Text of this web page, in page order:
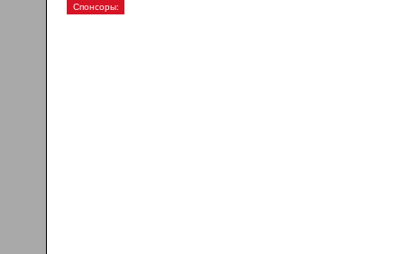
Спонсоры: